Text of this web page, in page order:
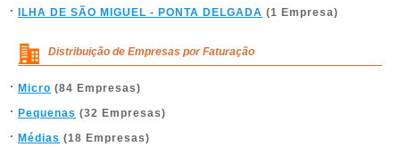
ILHA DE SÃO MIGUEL - PONTA DELGADA (1 Empresa)
Distribuição de Empresas por Faturação
Micro (84 Empresas)
Pequenas (32 Empresas)
Médias (18 Empresas)